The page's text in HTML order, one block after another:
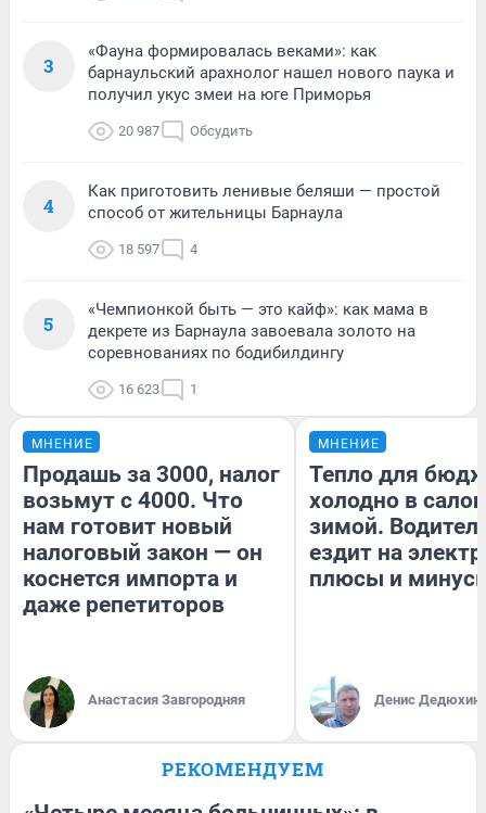
3
«Фауна формировалась веками»: как
барнаульский арахнолог нашел нового паука и
получил укус змеи на юге Приморья
20 987 Обсудить
4
Как приготовить ленивые беляши — простой
способ от жительницы Барнаула
18 597 4
5
«Чемпионкой быть — это кайф»: как мама в
декрете из Барнаула завоевала золото на
соревнованиях по бодибилдингу
16 623 1
МНЕНИЕ
Продашь за 3000, налог
возьмут с 4000. Что
нам готовит новый
налоговый закон — он
коснется импорта и
даже репетиторов
Анастасия Завгородняя
МНЕНИЕ
Тепло для
холодно в
зимой.
ездит на
плюсы и
Денис Дедюхин
РЕКОМЕНДУЕМ